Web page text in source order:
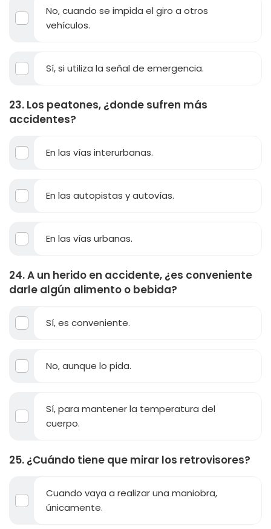
No, cuando se impida el giro a otros
vehículos.
Sí, si utiliza la señal de emergencia.
23. Los peatones, ¿donde sufren más
accidentes?
En las vías interurbanas.
En las autopistas y autovías.
En las vías urbanas.
24. A un herido en accidente, ¿es conveniente
darle algún alimento o bebida?
Sí, es conveniente.
No, aunque lo pida.
Sí, para mantener la temperatura del
cuerpo.
25. ¿Cuándo tiene que mirar los retrovisores?
Cuando vaya a realizar una maniobra,
únicamente.